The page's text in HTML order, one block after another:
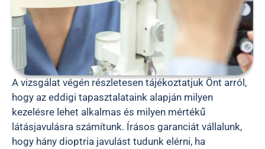
A vizsgálat végén részletesen tájékoztatjuk Önt arról,
hogy az eddigi tapasztalataink alapján milyen
kezelésre lehet alkalmas és milyen mértékű
látásjavulásra számítunk. Írásos garanciát vállalunk,
hogy hány dioptria javulást tudunk elérni, ha